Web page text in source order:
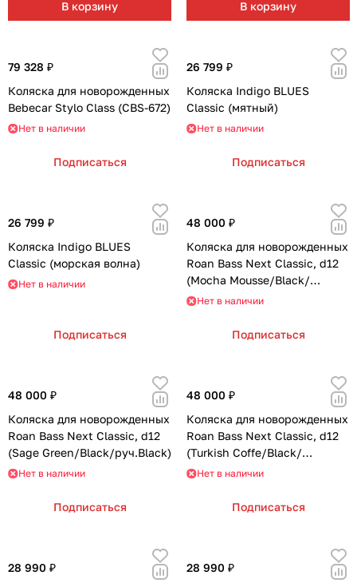
В корзину В корзину
79 328 ₽
Коляска для новорожденных
Bebecar Stylo Class (CBS-672)
Нет в наличии
Подписаться
26 799 ₽
Коляска Indigo BLUES
Classic (мятный)
Нет в наличии
Подписаться
26 799 ₽
Коляска Indigo BLUES
Classic (морская волна)
Нет в наличии
Подписаться
48 000 ₽
Коляска для новорожденных
Roan Bass Next Classic, d12
(Mocha Mousse/Black/
руч.Cappuccino)
Нет в наличии
Подписаться
48 000 ₽
Коляска для новорожденных
Roan Bass Next Classic, d12
(Sage Green/Black/руч.Black)
Нет в наличии
Подписаться
48 000 ₽
Коляска для новорожденных
Roan Bass Next Classic, d12
(Turkish Coffe/Black/
руч.Cappuccino)
Нет в наличии
Подписаться
28 990 ₽
28 990 ₽